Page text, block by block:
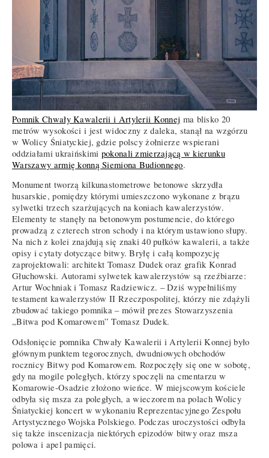
Pomnik Chwały Kawalerii i Artylerii Konnej ma blisko 20
metrów wysokości i jest widoczny z daleka, stanął na wzgórzu
w Wolicy Śniatyckiej, gdzie polscy żołnierze wspierani
oddziałami ukraińskimi pokonali zmierzającą w kierunku
Warszawy armię konną Siemiona Budionnego.
Monument tworzą kilkunastometrowe betonowe skrzydła
husarskie, pomiędzy którymi umieszczono wykonane z brązu
sylwetki trzech szarżujących na koniach kawalerzystów.
Elementy te stanęły na betonowym postumencie, do którego
prowadzą z czterech stron schody i na którym ustawiono słupy.
Na nich z kolei znajdują się znaki 40 pułków kawalerii, a także
opisy i cytaty dotyczące bitwy. Bryłę i całą kompozycję
zaprojektowali: architekt Tomasz Dudek oraz grafik Konrad
Głuchowski. Autorami sylwetek kawalerzystów są rzeźbiarze:
Artur Wochniak i Tomasz Radziewicz. – Dziś wypełniliśmy
testament kawalerzystów II Rzeczpospolitej, którzy nie zdążyli
zbudować takiego pomnika – mówił prezes Stowarzyszenia
„Bitwa pod Komarowem” Tomasz Dudek.
Odsłonięcie pomnika Chwały Kawalerii i Artylerii Konnej było
głównym punktem tegorocznych, dwudniowych obchodów
rocznicy Bitwy pod Komarowem. Rozpoczęły się one w sobotę,
gdy na mogile poległych, którzy spoczęli na cmentarzu w
Komarowie-Osadzie złożono wieńce. W miejscowym kościele
odbyła się msza za poległych, a wieczorem na polach Wolicy
Śniatyckiej koncert w wykonaniu Reprezentacyjnego Zespołu
Artystycznego Wojska Polskiego. Podczas uroczystości odbyła
się także inscenizacja niektórych epizodów bitwy oraz msza
polowa i apel pamięci.